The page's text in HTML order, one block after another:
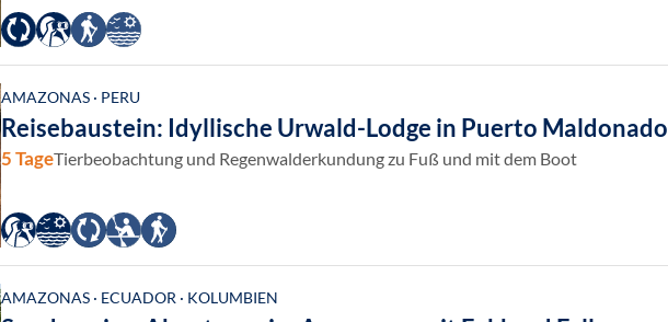
AMAZONAS · PERU
Reisebaustein: Idyllische Urwald-Lodge in Puerto Maldonado
5 TageTierbeobachtung und Regenwalderkundung zu Fuß und mit dem Boot
AMAZONAS · ECUADOR · KOLUMBIEN